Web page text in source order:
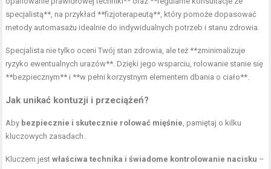
specjalistą**, na przykład **fizjoterapeutą**, który pomoże dopasować
metody automasażu idealnie do indywidualnych potrzeb i stanu zdrowia.
Specjalista nie tylko oceni Twój stan zdrowia, ale też **zminimalizuje
ryzyko ewentualnych urazów**. Dzięki jego wsparciu, rolowanie stanie się
**bezpiecznym** i **w pełni korzystnym elementem dbania o ciało**.
Jak unikać kontuzji i przeciążeń?
Aby bezpiecznie i skutecznie rolować mięśnie , pamiętaj o kilku
kluczowych zasadach.
Kluczem jestwłaściwa technika i świadome kontrolowanie nacisku –